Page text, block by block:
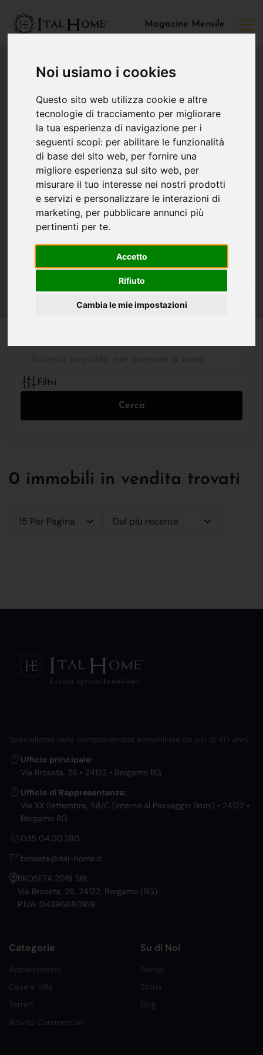
Noi usiamo i cookies
Questo sito web utilizza cookie e altre
tecnologie di tracciamento per migliorare
la tua esperienza di navigazione per i
seguenti scopi: per abilitare le funzionalità
di base del sito web, per fornire una
migliore esperienza sul sito web, per
misurare il tuo interesse nei nostri prodotti
e servizi e personalizzare le interazioni di
marketing, per pubblicare annunci più
pertinenti per te.
Accetto
Rifiuto
Cambia le mie impostazioni
Magazine Mensile
Filtri
Cerca
0 immobili in vendita trovati
15 Per Pagina Dal più recente
Specializzati nella compravendita immobiliare da più di 40 anni.
Ufficio principale:
Via Broseta, 26 • 24122 • Bergamo BG
Ufficio di Rappresentanza:
Via XX Settembre, 58/C (interno al Passaggio Bruni) • 24122 •
Bergamo BG
035 04.00.280
broseta@ital-home.it
BROSETA 2019 SRL
Via Broseta, 26, 24122, Bergamo (BG)
P.IVA: 04396680169
Categorie
Appartamenti
Case e Ville
Terreni
Attività Commerciali
Su di Noi
Servizi
Storia
Blog